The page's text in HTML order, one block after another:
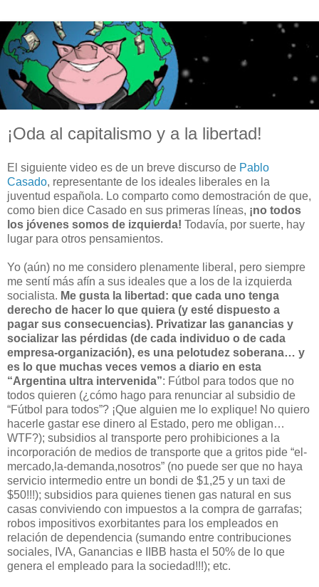
¡Oda al capitalismo y a la libertad!
El siguiente video es de un breve discurso de Pablo
Casado, representante de los ideales liberales en la
juventud española. Lo comparto como demostración de que,
como bien dice Casado en sus primeras líneas, ¡no todos
los jóvenes somos de izquierda! Todavía, por suerte, hay
lugar para otros pensamientos.
Yo (aún) no me considero plenamente liberal, pero siempre
me sentí más afín a sus ideales que a los de la izquierda
socialista. Me gusta la libertad: que cada uno tenga
derecho de hacer lo que quiera (y esté dispuesto a
pagar sus consecuencias). Privatizar las ganancias y
socializar las pérdidas (de cada individuo o de cada
empresa-organización), es una pelotudez soberana… y
es lo que muchas veces vemos a diario en esta
“Argentina ultra intervenida”: Fútbol para todos que no
todos quieren (¿cómo hago para renunciar al subsidio de
“Fútbol para todos”? ¡Que alguien me lo explique! No quiero
hacerle gastar ese dinero al Estado, pero me obligan…
WTF?); subsidios al transporte pero prohibiciones a la
incorporación de medios de transporte que a gritos pide “el-
mercado,la-demanda,nosotros” (no puede ser que no haya
servicio intermedio entre un bondi de $1,25 y un taxi de
$50!!!); subsidios para quienes tienen gas natural en sus
casas conviviendo con impuestos a la compra de garrafas;
robos impositivos exorbitantes para los empleados en
relación de dependencia (sumando entre contribuciones
sociales, IVA, Ganancias e IIBB hasta el 50% de lo que
genera el empleado para la sociedad!!!); etc.